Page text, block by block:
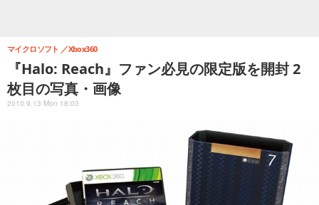
『Halo: Reach』ファン必見の限定版を開封 2
枚目の写真・画像
マイクロソフト Xbox360
2010.9.13 Mon 18:03